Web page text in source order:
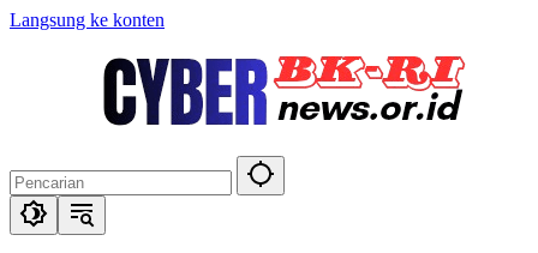
Langsung ke konten